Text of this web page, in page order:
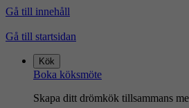
Gå till innehåll
Gå till startsidan
Kök
Boka köksmöte
Skapa ditt drömkök tillsammans